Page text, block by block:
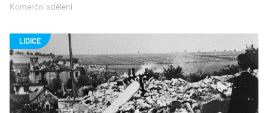
Komerční sdělení